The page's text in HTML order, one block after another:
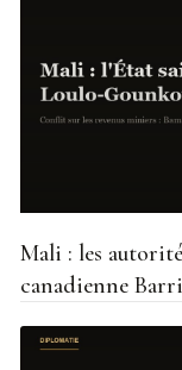
Mali : les
canadienne